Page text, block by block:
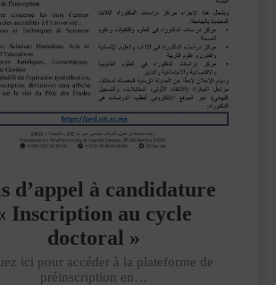
d’appel à candidature
Inscription au cycle
doctoral »
ici pour accéder à la plateforme de
préinscription en…